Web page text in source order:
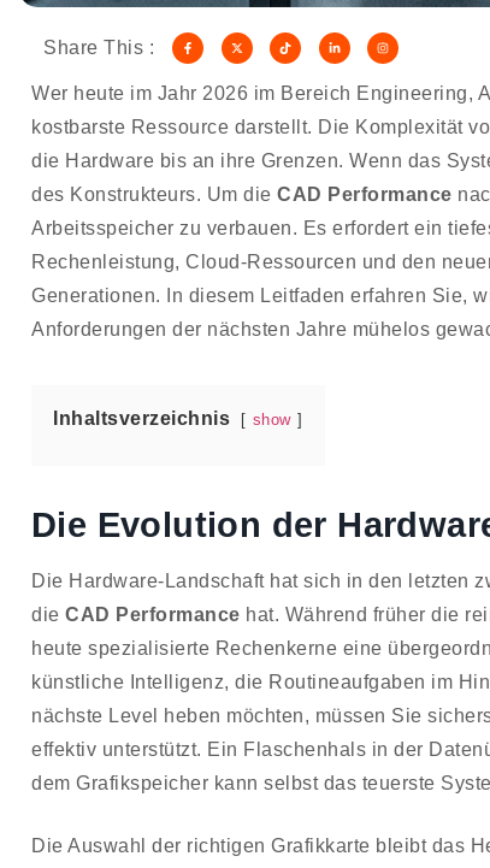
Share This :
Wer heute im Jahr 2026 im Bereich Engineering,
kostbarste Ressource darstellt. Die Komplexität
die Hardware bis an ihre Grenzen. Wenn das
des Konstrukteurs. Um die CAD Performance
Arbeitsspeicher zu verbauen. Es erfordert ein
Rechenleistung, Cloud-Ressourcen und den
Generationen. In diesem Leitfaden erfahren Sie,
Anforderungen der nächsten Jahre mühelos
Inhaltsverzeichnis show
Die Evolution der
Die Hardware-Landschaft hat sich in den letzten
die CAD Performance hat. Während früher die
heute spezialisierte Rechenkerne eine
künstliche Intelligenz, die Routineaufgaben im
nächste Level heben möchten, müssen Sie
effektiv unterstützt. Ein Flaschenhals in der
dem Grafikspeicher kann selbst das teuerste
Die Auswahl der richtigen Grafikkarte bleibt das